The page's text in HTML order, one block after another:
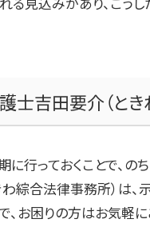
士吉田要介（と
行っておくことで、の
綜合法律事務所） は、
、お困りの方はお気軽に